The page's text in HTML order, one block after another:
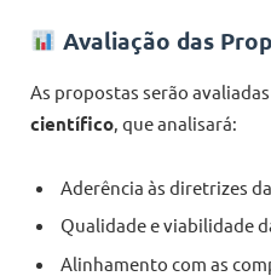
Avaliação das
As propostas serão
científico , que analisará:
Aderência às diretrizes
Qualidade e viabilidade
Alinhamento com as